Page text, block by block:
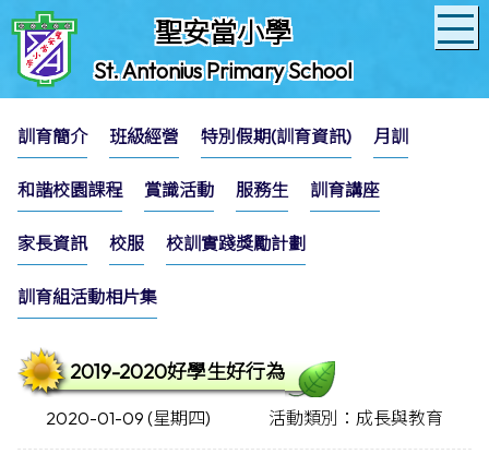
聖安當小學
St. Antonius Primary School
訓育簡介 班級經營 特別假期(訓育資訊) 月訓
和諧校園課程 賞識活動 服務生 訓育講座
家長資訊 校服 校訓實踐獎勵計劃
訓育組活動相片集
2019-2020好學生好行為
2020-01-09 (星期四) 活動類別：成長與教育